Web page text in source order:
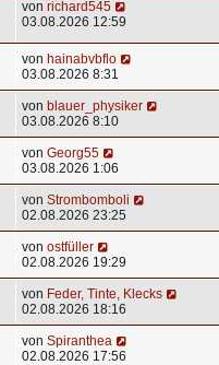
von richard545
03.08.2026 12:59
von hainabvbflo
03.08.2026 8:31
von blauer_physiker
03.08.2026 8:10
von Georg55
03.08.2026 1:06
von Strombomboli
02.08.2026 23:25
von ostfüller
02.08.2026 19:29
von Feder, Tinte, Klecks
02.08.2026 18:16
von Spiranthea
02.08.2026 17:56